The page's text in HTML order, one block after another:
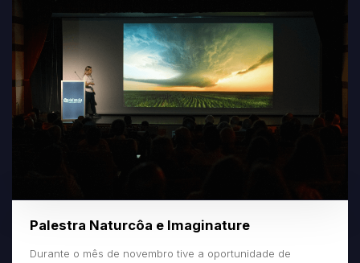
Palestra Naturcôa e Imaginature
Durante o mês de novembro tive a oportunidade de